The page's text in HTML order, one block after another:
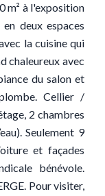
m² à l'exposition
deux espaces
la cuisine qui
chaleureux avec
du salon et
Cellier /
2 chambres
Seulement 9
et façades
bénévole.
Pour visiter,